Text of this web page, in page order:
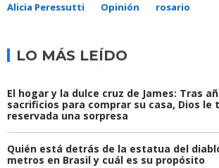
Alicia Peressutti Opinión rosario
LO MÁS LEÍDO
El hogar y la dulce cruz de James: Tras
sacrificios para comprar su casa, Dios le
reservada una sorpresa
Quién está detrás de la estatua del
metros en Brasil y cuál es su propósito